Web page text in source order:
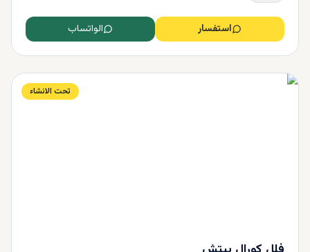
استفسار الواتساب
تحت الانشاء